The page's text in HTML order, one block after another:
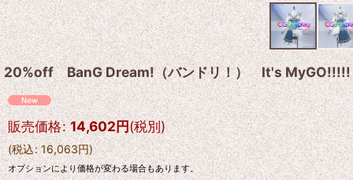
20%off BanG Dream!（バンドリ！） It's
販売価格: 14,602円(税別)
(税込: 16,063円)
オプションにより価格が変わる場合もあります。